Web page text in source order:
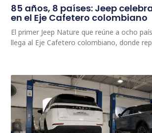
85 años, 8 países: Jeep
en el Eje Cafetero colombiano
El primer Jeep Nature que reúne a ocho
llega al Eje Cafetero colombiano, donde